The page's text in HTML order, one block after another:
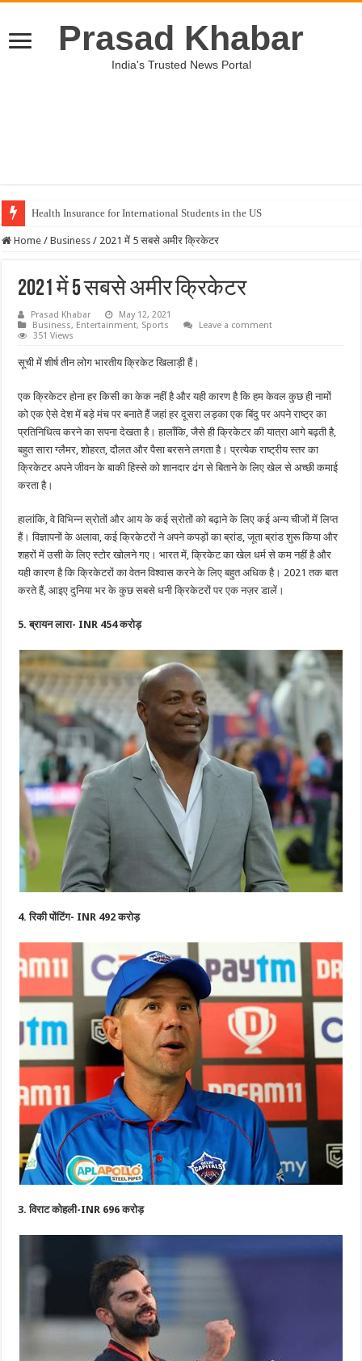
Prasad Khabar
India's Trusted News Portal
Health Insurance for International Students in the US
Home / Business / 2021 में 5 सबसे अमीर क्रिकेटर
2021 में 5 सबसे अमीर क्रिकेटर
Prasad Khabar
May 12, 2021
Business, Entertainment, Sports
Leave a comment
351 Views
सूची में शीर्ष तीन लोग भारतीय क्रिकेट खिलाड़ी हैं।
एक क्रिकेटर होना हर किसी का केक नहीं है और यही कारण है कि हम केवल कुछ ही नामों
को एक ऐसे देश में बड़े मंच पर बनाते हैं जहां हर दूसरा लड़का एक बिंदु पर अपने राष्ट्र का
प्रतिनिधित्व करने का सपना देखता है। हालाँकि, जैसे ही क्रिकेटर की यात्रा आगे बढ़ती है,
बहुत सारा ग्लैमर, शोहरत, दौलत और पैसा बरसने लगता है। प्रत्येक राष्ट्रीय स्तर का
क्रिकेटर अपने जीवन के बाकी हिस्से को शानदार ढंग से बिताने के लिए खेल से अच्छी कमाई
करता है।
हालांकि, वे विभिन्न स्रोतों और आय के कई स्रोतों को बढ़ाने के लिए कई अन्य चीजों में लिप्त
हैं। विज्ञापनों के अलावा, कई क्रिकेटरों ने अपने कपड़ों का ब्रांड, जूता ब्रांड शुरू किया और
शहरों में उसी के लिए स्टोर खोलने गए। भारत में, क्रिकेट का खेल धर्म से कम नहीं है और
यही कारण है कि क्रिकेटरों का वेतन विश्वास करने के लिए बहुत अधिक है। 2021 तक बात
करते हैं, आइए दुनिया भर के कुछ सबसे धनी क्रिकेटरों पर एक नज़र डालें।
5. ब्रायन लारा- INR 454 करोड़
4. रिकी पोंटिंग- INR 492 करोड़
3. विराट कोहली-INR 696 करोड़